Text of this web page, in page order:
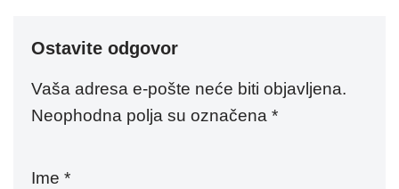
Ostavite odgovor
Vaša adresa e-pošte neće biti objavljena.
Neophodna polja su označena *
Ime *